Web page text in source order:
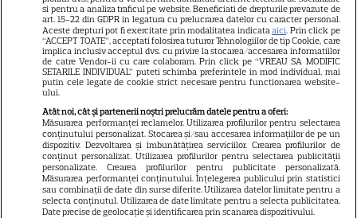
9
VEDETE STRĂINE
Meryl Streep, gest
impresionant pentru Anne
Hathaway și Emily Blunt la
„Diavolul se îmbracă de la
Prada 2”. Ce salarii ar fi primit
actrițele
VEDETE STRĂINE
si pentru a analiza traficul pe website. Beneficiati de drepturile prevazute de
art. 15-22 din GDPR in legatura cu prelucrarea datelor cu caracter personal.
Aceste drepturi pot fi exercitate prin modalitatea indicataaici. Prin click pe
“ACCEPT TOATE”, acceptati folosirea tuturor Tehnologiilor de tip Cookie, care
implica inclusiv acceptul dvs. cu privire la stocarea/accesarea informatiilor
de catre Vendor-ii cu care colaboram. Prin click pe “VREAU SA MODIFIC
SETARILE INDIVIDUAL” puteti schimba preferintele in mod individual, mai
putin cele legate de cookie strict necesare pentru functionarea website-
ului.
Atât noi, cât și partenerii noștri prelucrăm datele pentru a oferi:
Măsurarea performanței reclamelor. Utilizarea profilurilor pentru selectarea
conținutului personalizat. Stocarea și/sau accesarea informațiilor de pe un
dispozitiv. Dezvoltarea și îmbunătățirea serviciilor. Crearea profilurilor de
conținut personalizat. Utilizarea profilurilor pentru selectarea publicității
personalizate. Crearea profilurilor pentru publicitate personalizată.
Măsurarea performanței conținutului. Înțelegerea publicului prin statistici
sau combinații de date din surse diferite. Utilizarea datelor limitate pentru a
selecta conținutul. Utilizarea de date limitate pentru a selecta publicitatea.
Date precise de geolocație și identificarea prin scanarea dispozitivului.